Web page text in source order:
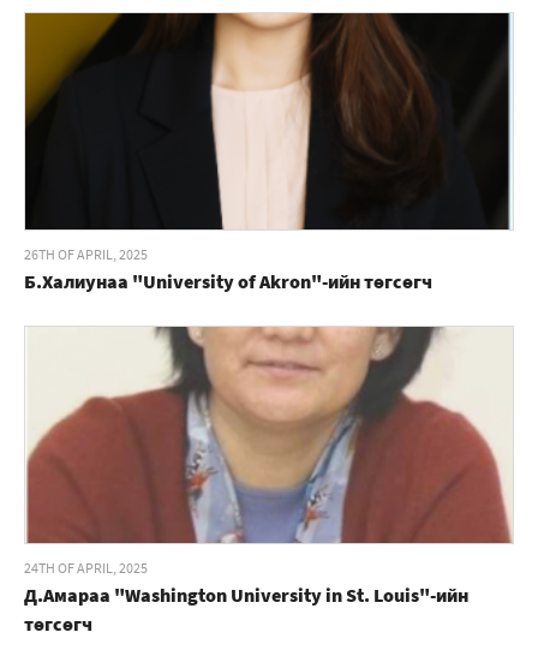
26TH OF APRIL, 2025
Б.Халиунаа "University of Akron"-ийн төгсөгч
24TH OF APRIL, 2025
Д.Амараа "Washington University in St. Louis"-ийн
төгсөгч